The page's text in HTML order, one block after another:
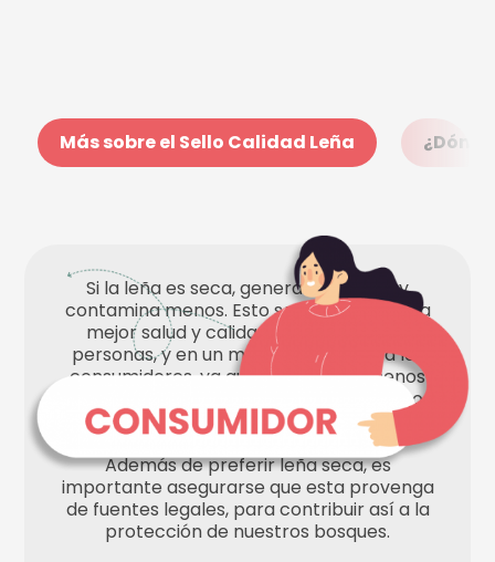
Más sobre el Sello Calidad Leña
Si la leña es seca, genera más calor y
contamina menos. Esto se traduce en una
mejor salud y calidad de vida para las
personas, y en un mayor ahorro para los
consumidores, ya que se necesita menos
cantidad de leña para obtener el mismo
calor.
Además de preferir leña seca, es
importante asegurarse que esta provenga
de fuentes legales, para contribuir así a la
protección de nuestros bosques.